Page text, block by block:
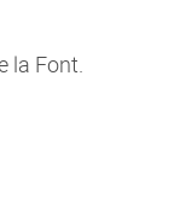
la Font.